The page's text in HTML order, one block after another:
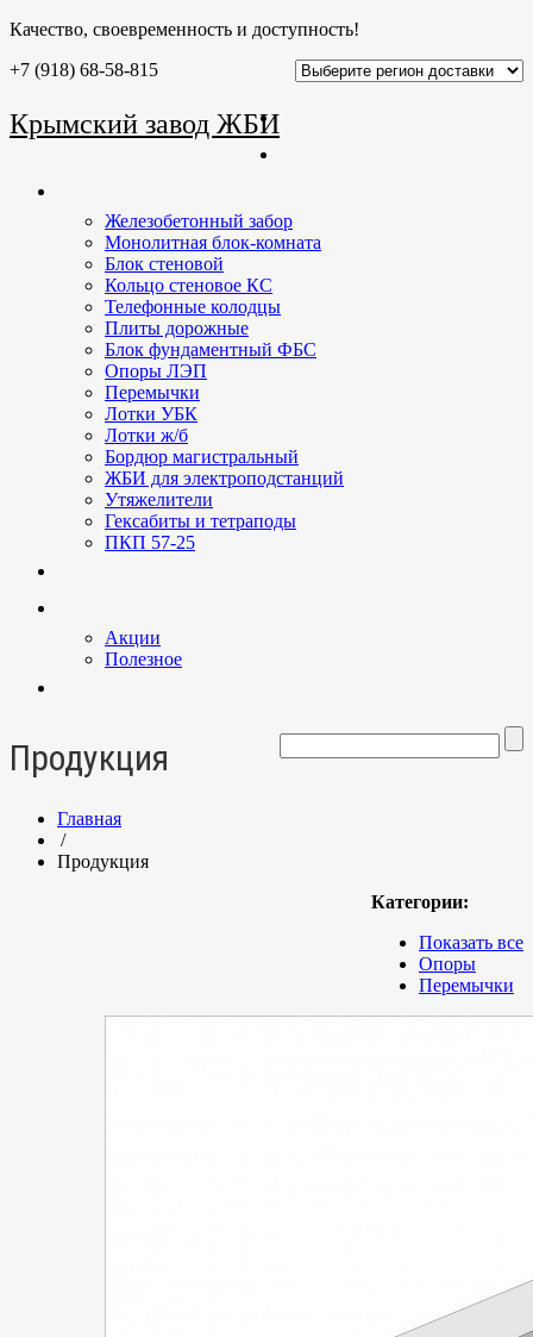
Качество, своевременность и доступность!
Крымский завод ЖБИ
+7 (918) 68-58-815
Железобетонный забор
Монолитная блок-комната
Блок стеновой
Кольцо стеновое КС
Телефонные колодцы
Плиты дорожные
Блок фундаментный ФБС
Опоры ЛЭП
Перемычки
Лотки УБК
Лотки ж/б
Бордюр магистральный
ЖБИ для электроподстанций
Утяжелители
Гексабиты и тетраподы
ПКП 57-25
Акции
Полезное
Продукция
Главная
/
Продукция
Категории:
Показать все
Опоры
Перемычки